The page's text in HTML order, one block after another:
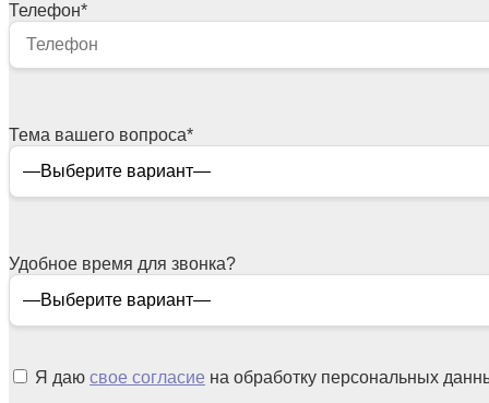
Телефон*
Тема вашего вопроса*
Удобное время для звонка?
Я даю свое согласие на обработку персональных